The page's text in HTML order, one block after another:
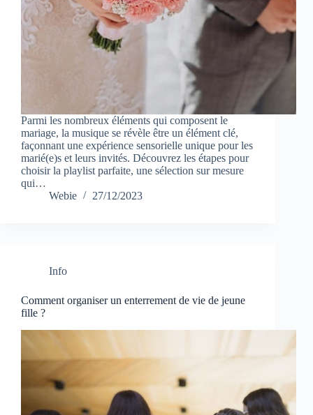
Parmi les nombreux éléments qui composent le
mariage, la musique se révèle être un élément clé,
façonnant une expérience sensorielle unique pour les
marié(e)s et leurs invités. Découvrez les étapes pour
choisir la playlist parfaite, une sélection sur mesure
qui…
Webie
27/12/2023
Info
Comment organiser un enterrement de vie de jeune
fille ?